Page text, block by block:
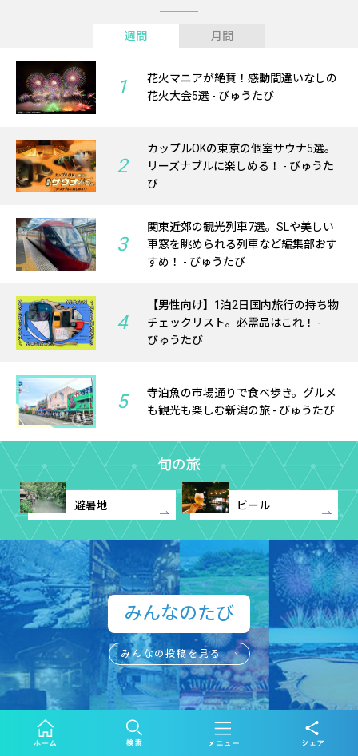
週間 月間
1
花火マニアが絶賛！感動間違いなしの
花火大会5選 - びゅうたび
2
カップルOKの東京の個室サウナ5選。
リーズナブルに楽しめる！ - びゅうた
び
3
関東近郊の観光列車7選。SLや美しい
車窓を眺められる列車など編集部おす
すめ！ - びゅうたび
4
【男性向け】1泊2日国内旅行の持ち物
チェックリスト。必需品はこれ！ -
びゅうたび
5
寺泊魚の市場通りで食べ歩き。グルメ
も観光も楽しむ新潟の旅 - びゅうたび
旬の旅
避暑地 ビール
みんなのたび​
みんなの投稿を見る